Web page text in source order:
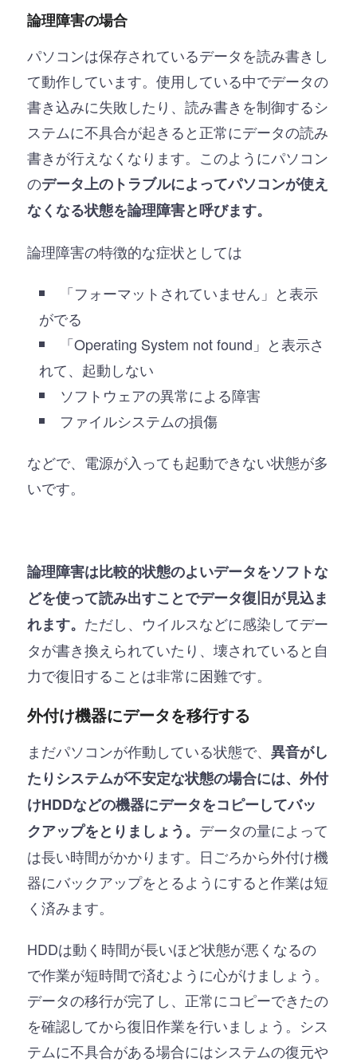
論理障害の場合
パソコンは保存されているデータを読み書きし
て動作しています。使用している中でデータの
書き込みに失敗したり、読み書きを制御するシ
ステムに不具合が起きると正常にデータの読み
書きが行えなくなります。このようにパソコン
のデータ上のトラブルによってパソコンが使え
なくなる状態を論理障害と呼びます。
論理障害の特徴的な症状としては
「フォーマットされていません」と表示
がでる
「Operating System not found」と表示さ
れて、起動しない
ソフトウェアの異常による障害
ファイルシステムの損傷
などで、電源が入っても起動できない状態が多
いです。
論理障害は比較的状態のよいデータをソフトな
どを使って読み出すことでデータ復旧が見込ま
れます。 ただし、ウイルスなどに感染してデー
タが書き換えられていたり、壊されていると自
力で復旧することは非常に困難です。
外付け機器にデータを移行する
まだパソコンが作動している状態で、異音がし
たりシステムが不安定な状態の場合には、外付
けHDDなどの機器にデータをコピーしてバッ
クアップをとりましょう。 データの量によって
は長い時間がかかります。日ごろから外付け機
器にバックアップをとるようにすると作業は短
く済みます。
HDDは動く時間が長いほど状態が悪くなるの
で作業が短時間で済むように心がけましょう。
データの移行が完了し、正常にコピーできたの
を確認してから復旧作業を行いましょう。シス
テムに不具合がある場合にはシステムの復元や